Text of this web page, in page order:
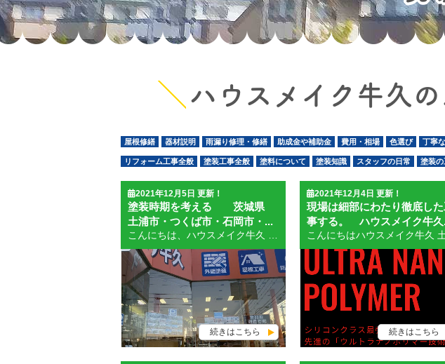
ハウスメイク牛久
屋根修繕 器材説明 雨漏り修理・修繕 助成金や補助金 費用・相場 色選び 丁寧
リフォーム工事全般 塗装工事全般 塗料について 塗装知識 スタッフの日常 塗装
2021年12月5日 更新！
塗装時期を考える 茨城県
土浦市・つくば市・石岡市・...
続きはこちら
2021年12月4日 更新！
現場は細部にわたり徹底し
事する。 ハウスメイク牛久
続きはこちら